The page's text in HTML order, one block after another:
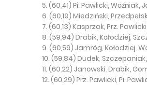
5. (60,41) Pi. Pawlicki, Woźniak,
6. (60,19) Miedziński,
7. (60,13) Kasprzak, Prz.
8. (59,94) Drabik, Kołodziej,
9. (60,59) Jamróg, Kołodziej,
10. (59,84) Dudek,
11. (60,22) Janowski, Drabik,
12. (60,29) Prz. Pawlicki, Pi.